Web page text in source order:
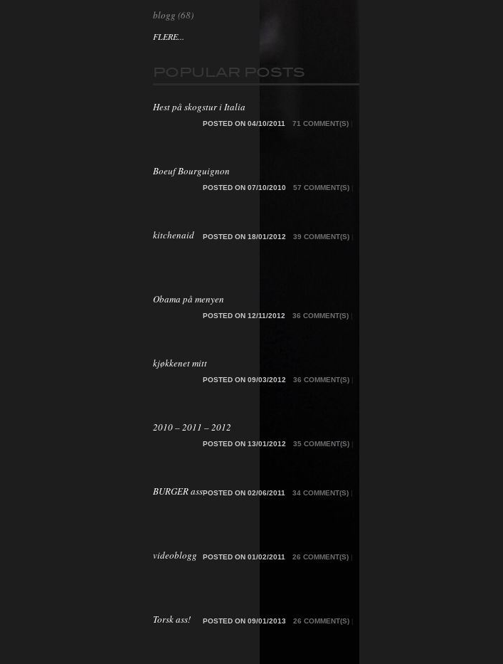
blogg (68)
FLERE...
POPULAR POSTS
Hest på skogstur i Italia
71 COMMENT(S)
POSTED ON 04/10/2011
Boeuf Bourguignon
57 COMMENT(S)
POSTED ON 07/10/2010
kitchenaid 39 COMMENT(S)
POSTED ON 18/01/2012
Obama på menyen
36 COMMENT(S)
POSTED ON 12/11/2012
kjøkkenet mitt
36 COMMENT(S) |
POSTED ON 09/03/2012
2010 – 2011 – 2012
35 COMMENT(S) |
POSTED ON 13/01/2012
BURGER ass 34 COMMENT(S) |
POSTED ON 02/06/2011
videoblogg 26 COMMENT(S) |
POSTED ON 01/02/2011
Torsk ass! 26 COMMENT(S) |
POSTED ON 09/01/2013